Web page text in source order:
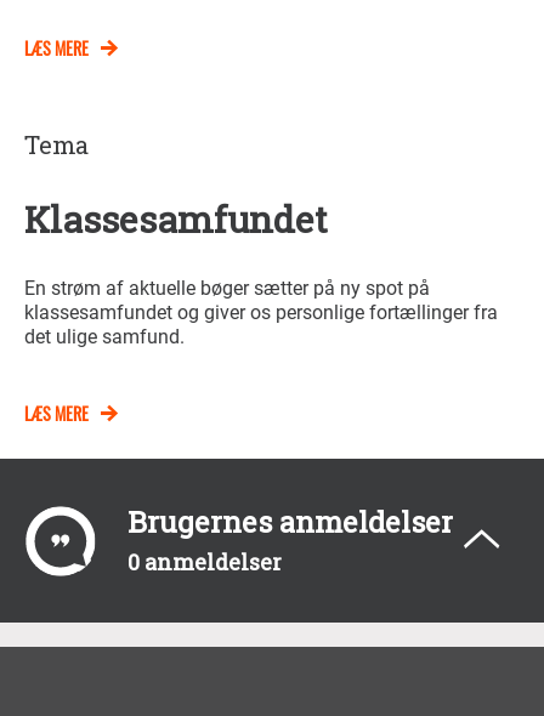
LÆS MERE
Tema
Klassesamfundet
En strøm af aktuelle bøger sætter på ny spot på
klassesamfundet og giver os personlige fortællinger fra
det ulige samfund.
LÆS MERE
Brugernes anmeldelser
0 anmeldelser